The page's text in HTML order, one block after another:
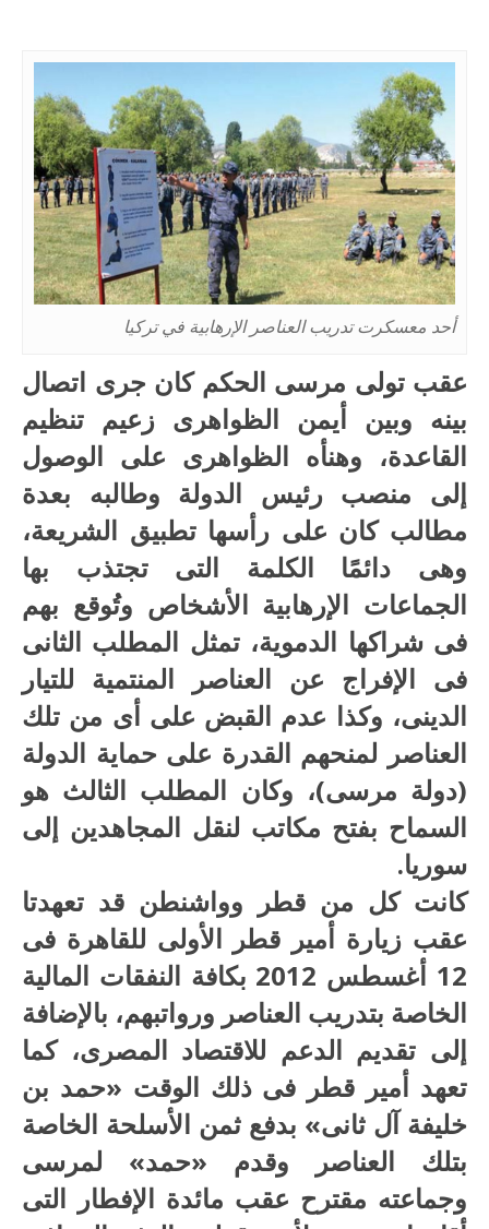
أحد معسكرت تدريب العناصر الإرهابية في تركيا
عقب تولى مرسى الحكم كان جرى اتصال
بينه وبين أيمن الظواهرى زعيم تنظيم
القاعدة، وهنأه الظواهرى على الوصول
إلى منصب رئيس الدولة وطالبه بعدة
مطالب كان على رأسها تطبيق الشريعة،
وهى دائمًا الكلمة التى تجتذب بها
الجماعات الإرهابية الأشخاص وتُوقع بهم
فى شراكها الدموية، تمثل المطلب الثانى
فى الإفراج عن العناصر المنتمية للتيار
الدينى، وكذا عدم القبض على أى من تلك
العناصر لمنحهم القدرة على حماية الدولة
(دولة مرسى)، وكان المطلب الثالث هو
السماح بفتح مكاتب لنقل المجاهدين إلى
سوريا.
كانت كل من قطر وواشنطن قد تعهدتا
عقب زيارة أمير قطر الأولى للقاهرة فى
12 أغسطس 2012 بكافة النفقات المالية
الخاصة بتدريب العناصر ورواتبهم، بالإضافة
إلى تقديم الدعم للاقتصاد المصرى، كما
تعهد أمير قطر فى ذلك الوقت «حمد بن
خليفة آل ثانى» بدفع ثمن الأسلحة الخاصة
بتلك العناصر وقدم «حمد» لمرسى
وجماعته مقترح عقب مائدة الإفطار التى